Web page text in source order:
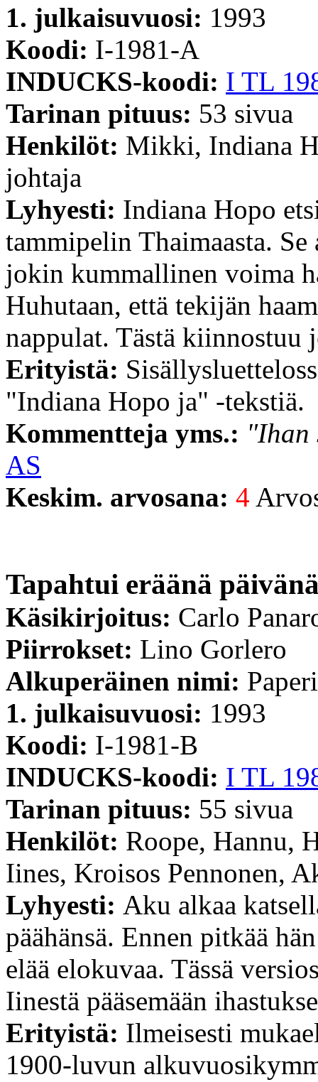
1. julkaisuvuosi: 1993
Koodi: I-1981-A
INDUCKS-koodi: I TL
Tarinan pituus: 53 sivua
Henkilöt: Mikki, Indiana
johtaja
Lyhyesti: Indiana Hopo
tammipelin Thaimaasta.
jokin kummallinen voima
Huhutaan, että tekijän
nappulat. Tästä
Erityistä:
"Indiana Hopo ja" -tekstiä.
Kommentteja yms.: "Ihan
AS
Keskim. arvosana: 4
Tapahtui eräänä
Käsikirjoitus: Carlo
Piirrokset: Lino Gorlero
Alkuperäinen nimi:
1. julkaisuvuosi: 1993
Koodi: I-1981-B
INDUCKS-koodi: I TL
Tarinan pituus: 55 sivua
Henkilöt: Roope, Hannu,
Iines, Kroisos Pennonen,
Lyhyesti: Aku alkaa
päähänsä. Ennen pitkää
elää elokuvaa. Tässä
Iinestä pääsemään
Erityistä: Ilmeisesti
1900-luvun